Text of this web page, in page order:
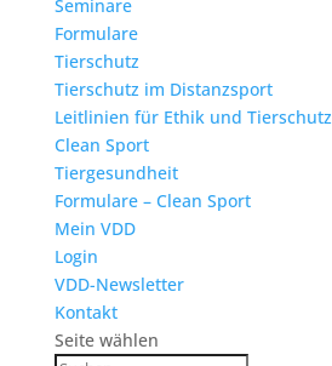
Seminare
Formulare
Tierschutz
Tierschutz im Distanzsport
Leitlinien für Ethik und Tierschutz
Clean Sport
Tiergesundheit
Formulare – Clean Sport
Mein VDD
Login
VDD-Newsletter
Kontakt
Seite wählen